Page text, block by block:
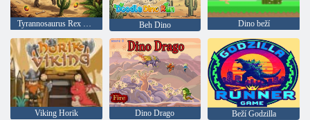
Tyrannosaurus Rex beží v 3D Beh Dino Dino beží
Viking Horik Dino Drago Beží Godzilla